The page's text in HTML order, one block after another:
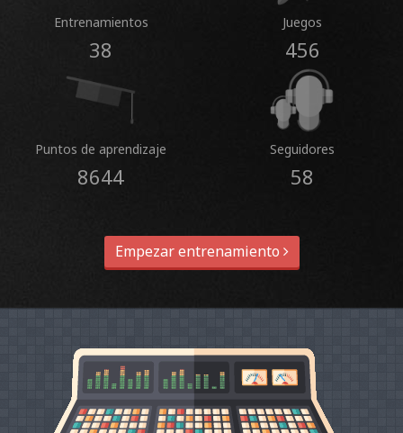
Entrenamientos
38
Juegos
456
Puntos de aprendizaje
8644
Seguidores
58
Empezar entrenamiento